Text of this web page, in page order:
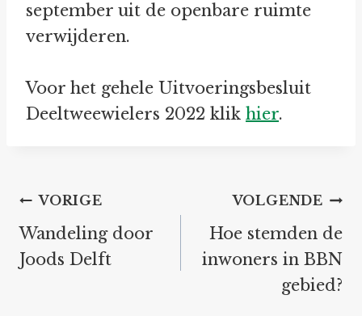
september uit de openbare ruimte
verwijderen.
Voor het gehele Uitvoeringsbesluit
Deeltweewielers 2022 klik hier.
Bericht
navigatie
VORIGE
Wandeling door
Joods Delft
VOLGENDE
Hoe stemden de
inwoners in BBN
gebied?